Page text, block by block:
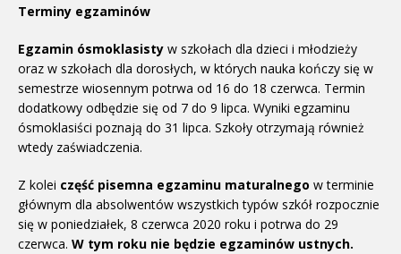
Terminy egzaminów
Egzamin ósmoklasisty w szkołach dla dzieci i młodzieży
oraz w szkołach dla dorosłych, w których nauka kończy się w
semestrze wiosennym potrwa od 16 do 18 czerwca. Termin
dodatkowy odbędzie się od 7 do 9 lipca. Wyniki egzaminu
ósmoklasiści poznają do 31 lipca. Szkoły otrzymają również
wtedy zaświadczenia.
Z kolei część pisemna egzaminu maturalnego w terminie
głównym dla absolwentów wszystkich typów szkół rozpocznie
się w poniedziałek, 8 czerwca 2020 roku i potrwa do 29
czerwca. W tym roku nie będzie egzaminów ustnych.